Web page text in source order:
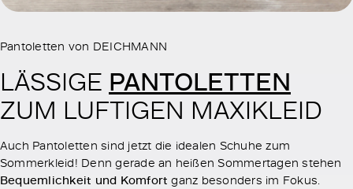
Pantoletten von DEICHMANN
LÄSSIGE PANTOLETTEN
ZUM LUFTIGEN MAXIKLEID
Auch Pantoletten sind jetzt die idealen Schuhe zum
Sommerkleid! Denn gerade an heißen Sommertagen stehen
Bequemlichkeit und Komfort ganz besonders im Fokus.